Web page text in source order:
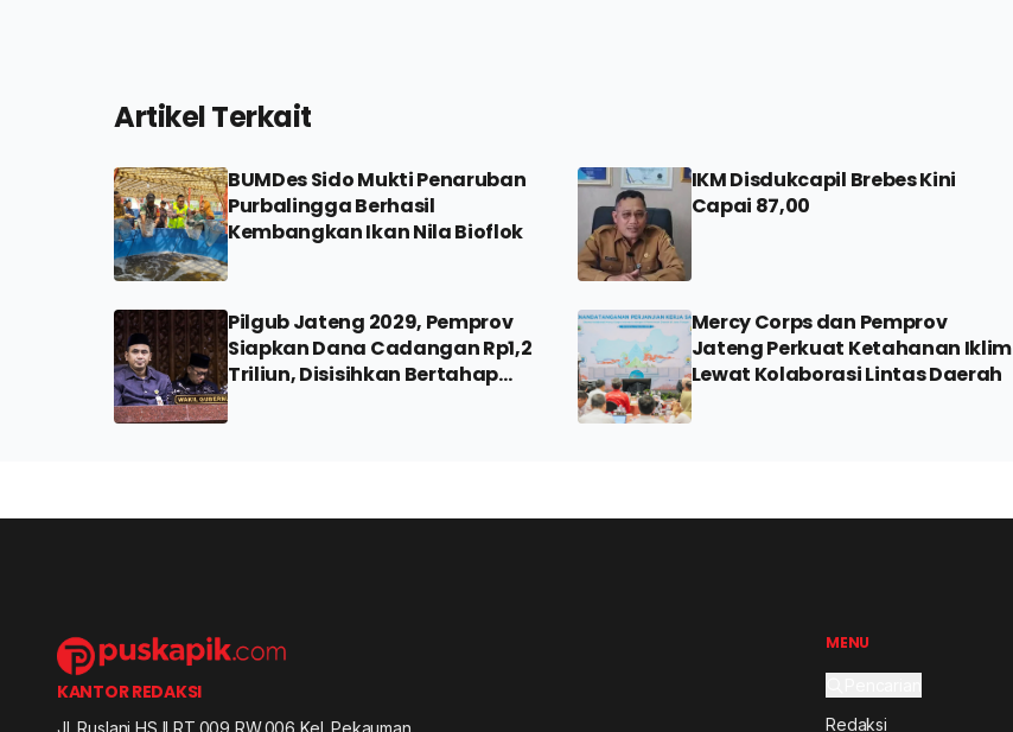
Artikel Terkait
BUMDes Sido Mukti Penaruban
Purbalingga Berhasil
Kembangkan Ikan Nila Bioflok
IKM Disdukcapil Brebes Kini
Capai 87,00
Pilgub Jateng 2029, Pemprov
Siapkan Dana Cadangan Rp1,2
Triliun, Disisihkan Bertahap
Mercy Corps dan Pemprov
Jateng Perkuat Ketahanan Iklim
Lewat Kolaborasi Lintas Daerah
KANTOR REDAKSI
Jl. Ruslani HS II RT.009 RW.006 Kel. Pekauman
MENU
Redaksi